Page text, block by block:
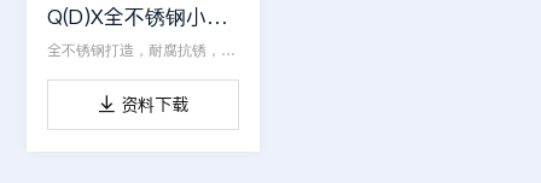
Q(D)X全不锈钢小型潜水电泵
全不锈钢打造，耐腐抗锈，体积小经久耐用
 资料下载